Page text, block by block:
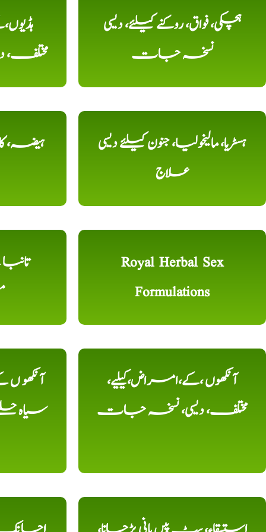
ہچکی، فواق، روکنے کیلئے، دیسی
نسخہ جات
ہیضہ،
ہسٹریا، مالیخولیا، جنون کیلئے دیسی
علاج
Royal Herbal Sex
Formulations
آنکھو
سیاہ
آنکھوں ،کے،امراض،کیلیے،
مختلف، دیسی، نسخہ جات